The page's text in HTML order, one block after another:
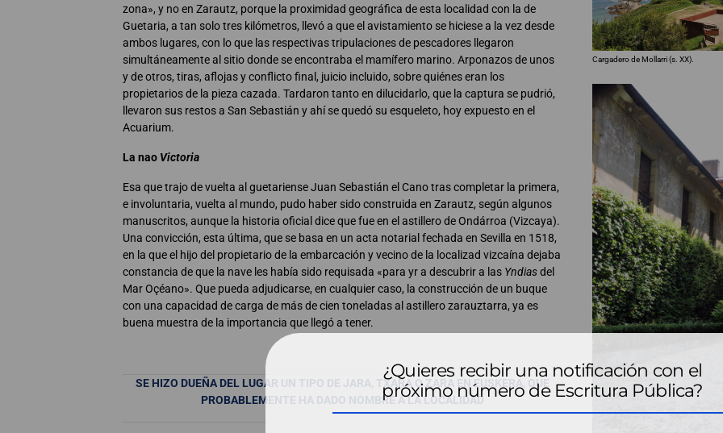
zona», y no en Zarautz, porque la proximidad geográfica de esta localidad con la de
Guetaria, a tan solo tres kilómetros, llevó a que el avistamiento se hiciese a la vez desde
ambos lugares, con lo que las respectivas tripulaciones de pescadores llegaron
simultáneamente al sitio donde se encontraba el mamífero marino. Arponazos de unos
y de otros, tiras, aflojas y conflicto final, juicio incluido, sobre quiénes eran los
propietarios de la pieza cazada. Tardaron tanto en dilucidarlo, que la captura se pudrió,
llevaron sus restos a San Sebastián y ahí se quedó su esqueleto, hoy expuesto en el
Acuarium.
La nao Victoria
Esa que trajo de vuelta al guetariense Juan Sebastián el Cano tras completar la primera,
e involuntaria, vuelta al mundo, pudo haber sido construida en Zarautz, según algunos
manuscritos, aunque la historia oficial dice que fue en el astillero de Ondárroa (Vizcaya).
Una convicción, esta última, que se basa en un acta notarial fechada en Sevilla en 1518,
en la que el hijo del propietario de la embarcación y vecino de la localizad vizcaína dejaba
constancia de que la nave les había sido requisada «para yr a descubrir a las Yndiasdel
Mar Oçéano». Que pueda adjudicarse, en cualquier caso, la construcción de un buque
con una capacidad de carga de más de cien toneladas al astillero zarauztarra, ya es
buena muestra de la importancia que llegó a tener.
SE HIZO DUEÑA DEL LUGAR UN TIPO DE JARA, TXARA O ZARA EN EUSKERA, QUE
PROBABLEMENTE HA DADO NOMBRE A LA LOCALIDAD
Cargadero de Mollarri (s. XX).
¿Quieres recibir una notificación con el
próximo número de Escritura Pública?